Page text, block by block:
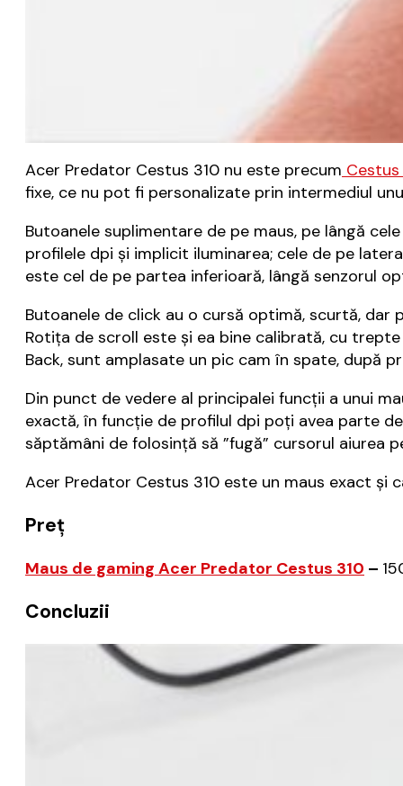
Acer Predator Cestus 310 nu este precum
fixe, ce nu pot fi personalizate prin intermediul
Butoanele suplimentare de pe maus, pe lângă
profilele dpi și implicit iluminarea; cele de pe
este cel de pe partea inferioară, lângă senzorul
Butoanele de click au o cursă optimă, scurtă, dar
Rotița de scroll este și ea bine calibrată, cu
Back, sunt amplasate un pic cam în spate, după
Din punct de vedere al principalei funcții a unui
exactă, în funcție de profilul dpi poți avea parte
săptămâni de folosință să ”fugă” cursorul aiurea
Acer Predator Cestus 310 este un maus exact și
Preț
Maus de gaming Acer Predator Cestus 310 –
Concluzii